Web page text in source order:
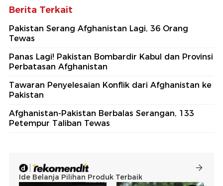
Berita Terkait
Pakistan Serang Afghanistan Lagi, 36 Orang
Tewas
Panas Lagi! Pakistan Bombardir Kabul dan Provinsi
Perbatasan Afghanistan
Tawaran Penyelesaian Konflik dari Afghanistan ke
Pakistan
Afghanistan-Pakistan Berbalas Serangan, 133
Petempur Taliban Tewas